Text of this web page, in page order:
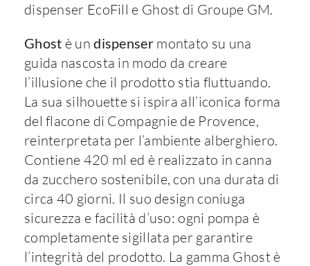
dispenser EcoFill e Ghost di Groupe GM.
Ghost è undispensermontato su una
guida nascosta in modo da creare
l’illusione che il prodotto stia fluttuando.
La sua silhouette si ispira all’iconica forma
del flacone di Compagnie de Provence,
reinterpretata per l’ambiente alberghiero.
Contiene 420 ml ed è realizzato in canna
da zucchero sostenibile, con una durata di
circa 40 giorni. Il suo design coniuga
sicurezza e facilità d’uso: ogni pompa è
completamente sigillata per garantire
l’integrità del prodotto. La gamma Ghost è